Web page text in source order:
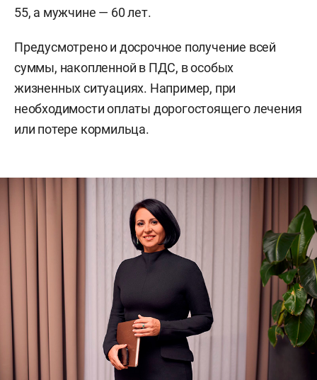
55, а мужчине — 60 лет.
Предусмотрено и досрочное получение всей
суммы, накопленной в ПДС, в особых
жизненных ситуациях. Например, при
необходимости оплаты дорогостоящего лечения
или потере кормильца.